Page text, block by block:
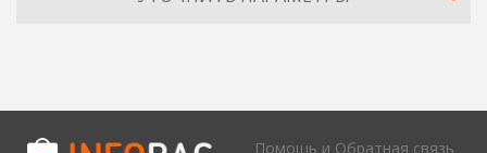
Помощь и Обратная связь